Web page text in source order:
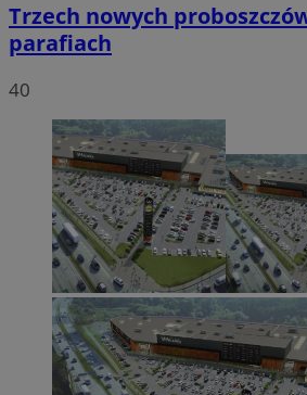
Trzech nowych
parafiach
40